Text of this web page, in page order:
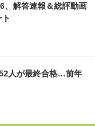
、解答速報＆総評動画
人が最終合格…前年